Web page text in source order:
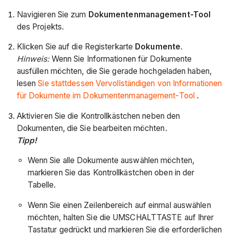
Navigieren Sie zum Dokumentenmanagement-Tool
des Projekts.
Klicken Sie auf die Registerkarte Dokumente.
Hinweis:Wenn Sie Informationen für Dokumente
ausfüllen möchten, die Sie gerade hochgeladen haben,
lesenSie stattdessen Vervollständigen von Informationen
für Dokumente im Dokumentenmanagement-Tool .
Aktivieren Sie die Kontrollkästchen neben den
Dokumenten, die Sie bearbeiten möchten.
Tipp!
Wenn Sie alle Dokumente auswählen möchten,
markieren Sie das Kontrollkästchen oben in der
Tabelle.
Wenn Sie einen Zeilenbereich auf einmal auswählen
möchten, halten Sie die UMSCHALTTASTE auf Ihrer
Tastatur gedrückt und markieren Sie die erforderlichen